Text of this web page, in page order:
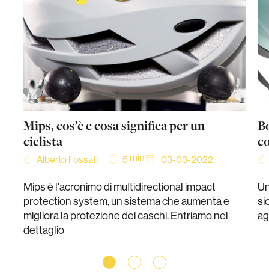
Mips, cos’è e cosa significa per un
ciclista
Alberto Fossati 5 min 03-03-2022
Mips è l'acronimo di multidirectional impact
protection system, un sistema che aumenta e
migliora la protezione dei caschi. Entriamo nel
dettaglio